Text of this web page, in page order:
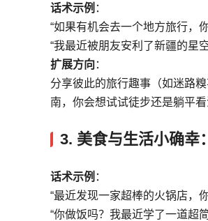
话术示例 ：
“如果有机会去一个地方旅行，
“我最近被朋友安利了新疆的星
扩展方向 ：
分享彼此的旅行趣事（如迷路
南，你会想试试徒步还是躺平看
3. 美食与生活小确幸
话术示例 ：
“最近发现一家超棒的火锅店，
“你做饭吗？我最近学了一道超